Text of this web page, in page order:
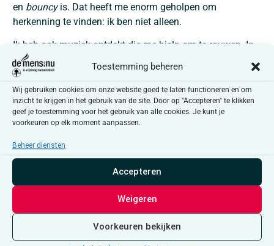
Toestemming beheren
Wij gebruiken cookies om onze website goed te laten functioneren en om
inzicht te krijgen in het gebruik van de site. Door op "Accepteren" te klikken
geef je toestemming voor het gebruik van alle cookies. Je kunt je
voorkeuren op elk moment aanpassen.
Beheer diensten
Accepteren
Weigeren
Voorkeuren bekijken
en bouncyis. Dat heeft me enorm geholpen om
herkenning te vinden: ik ben niet alleen.
Ik heb ook muziek ontdekt die me hielp om te rouwen. In
het begin probeerde ik dat verdriet weg te duwen, er niet te
veel over na te denken. Tot ik besefte: misschien moet ik
af en toe het gevoel toelaten. Dan zette ik een nummer op
zoalsHealvan Tom Odell. Daardoor kon ik de sluizen
openzetten en eens goed wenen. En dat deed wel deugd,
laten.
Er zijn mensen die troost halen uit het geloof in een
Ik heb nooit echt geloofd dat er iets is na de dood. Ik ben